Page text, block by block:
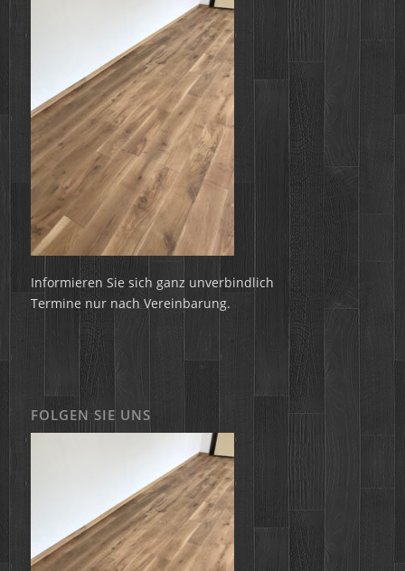
Informieren Sie sich ganz unverbindlich
Termine nur nach Vereinbarung.
FOLGEN SIE UNS